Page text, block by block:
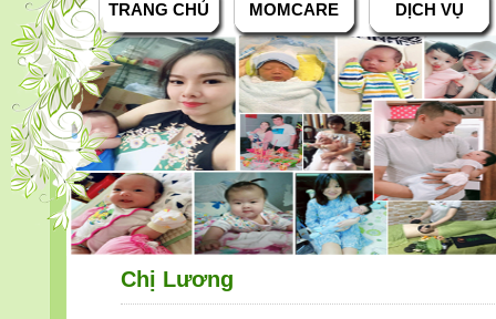
TRANG CHỦ MOMCARE DỊCH VỤ
Chị Lương